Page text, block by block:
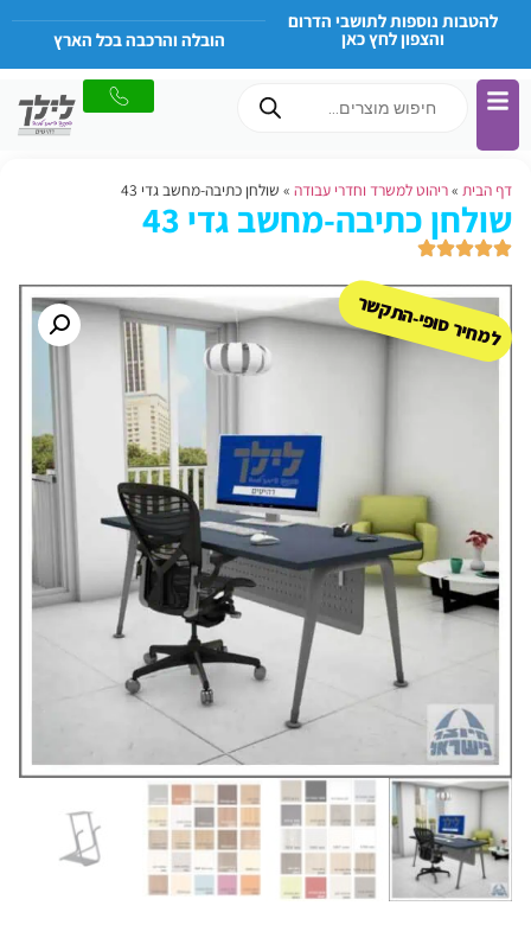
להטבות נוספות לתושבי הדרום
והצפון לחץ כאן הובלה והרכבה בכל הארץ
דף הבית »ריהוט למשרד וחדרי עבודה » שולחן כתיבה-מחשב גדי 43
שולחן כתיבה-מחשב גדי 43
למחיר סופי-התקשר